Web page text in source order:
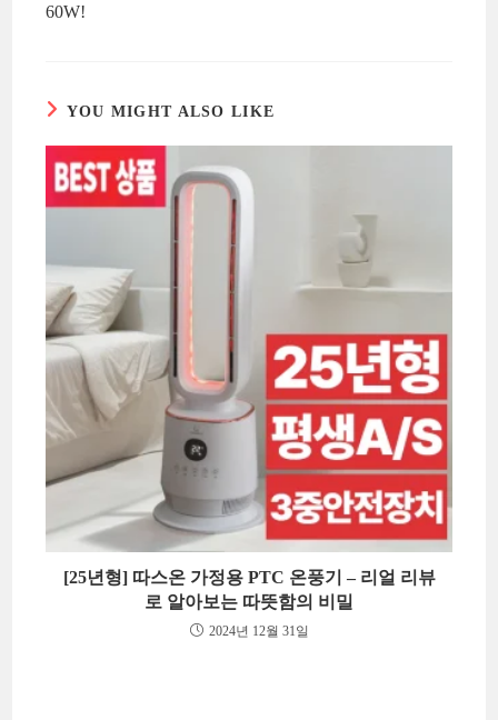
60W!
YOU MIGHT ALSO LIKE
[25년형] 따스온 가정용 PTC 온풍기 – 리얼 리뷰
로 알아보는 따뜻함의 비밀
2024년 12월 31일